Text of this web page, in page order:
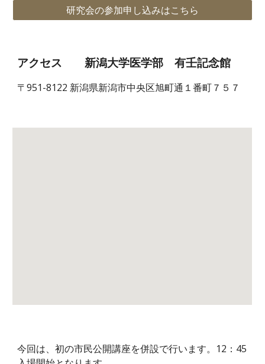
研究会の参加申し込みはこちら
アクセス 新潟大学医学部 有壬記念館
〒951-8122 新潟県新潟市中央区旭町通１番町７５７
今回は、初の市民公開講座を併設で行います。12：45